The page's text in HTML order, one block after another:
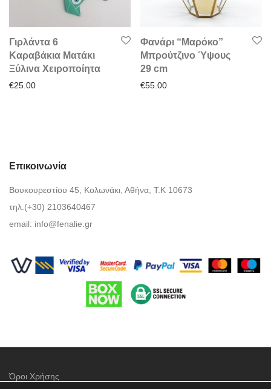
Γιρλάντα 6
Καραβάκια Ματάκι
Ξύλινα Χειροποίητα
€25.00
Φανάρι “Μαρόκο”
Μπρούτζινο Ύψους
29 cm
€55.00
Επικοινωνία
Βουκουρεστίου 45, Κολωνάκι, Αθήνα, Τ.Κ 10673
τηλ.(+30) 2103640467
email: info@fenalie.gr
Όροι Χρήσης